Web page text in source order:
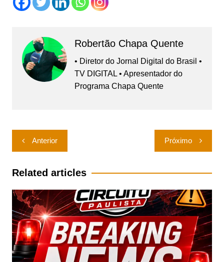
Robertão Chapa Quente
• Diretor do Jornal Digital do Brasil •
TV DIGITAL • Apresentador do
Programa Chapa Quente
Navegação
de
Post
Anterior Próximo
Related articles